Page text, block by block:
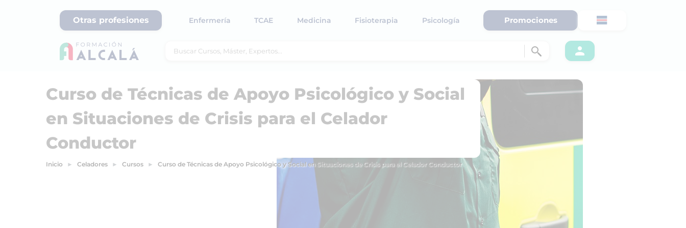
Otras profesiones Enfermería TCAE Medicina Fisioterapia Psicología Promociones
Curso de Técnicas de Apoyo Psicológico y Social
en Situaciones de Crisis para el Celador
Conductor
Inicio Celadores Cursos Curso de Técnicas de Apoyo Psicológico y Social en Situaciones de Crisis para el Celador Conductor